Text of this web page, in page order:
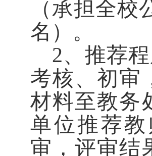
（承担全
名）。
2、推荐
考核、初审
材料至教务
单位推荐
审，评审结